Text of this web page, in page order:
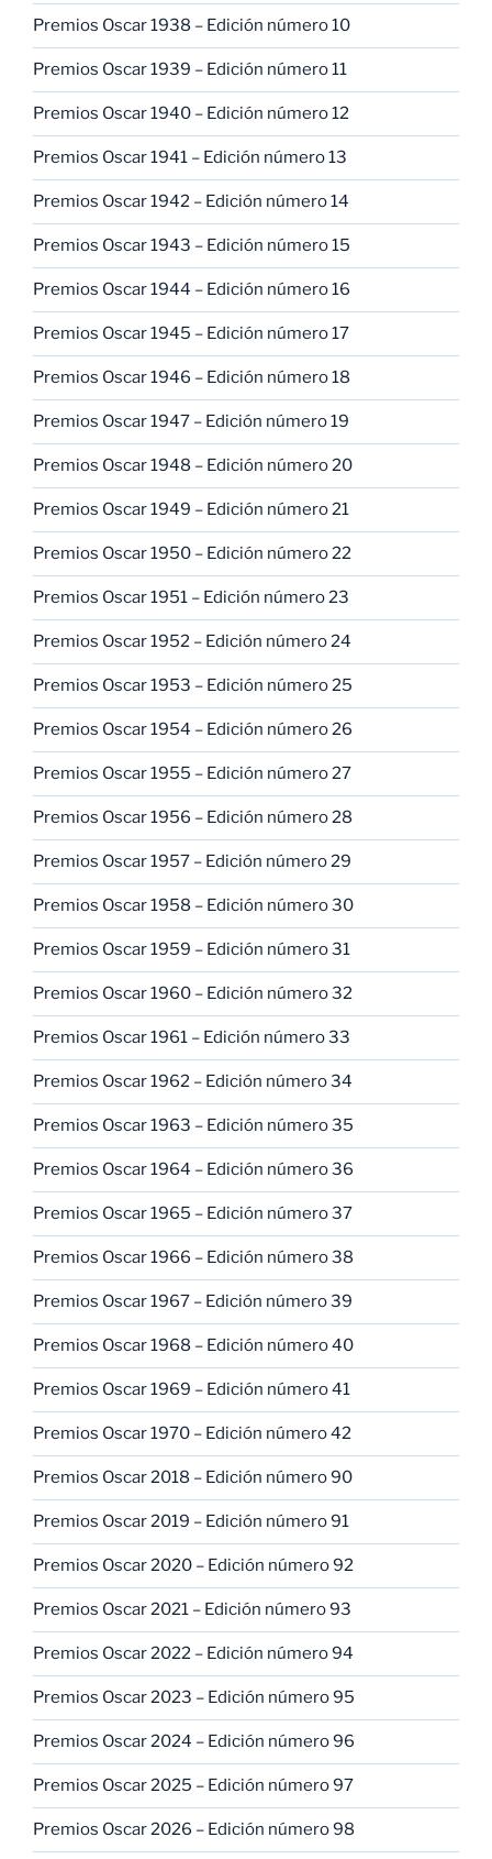
Premios Oscar 1938 – Edición número 10
Premios Oscar 1939 – Edición número 11
Premios Oscar 1940 – Edición número 12
Premios Oscar 1941 – Edición número 13
Premios Oscar 1942 – Edición número 14
Premios Oscar 1943 – Edición número 15
Premios Oscar 1944 – Edición número 16
Premios Oscar 1945 – Edición número 17
Premios Oscar 1946 – Edición número 18
Premios Oscar 1947 – Edición número 19
Premios Oscar 1948 – Edición número 20
Premios Oscar 1949 – Edición número 21
Premios Oscar 1950 – Edición número 22
Premios Oscar 1951 – Edición número 23
Premios Oscar 1952 – Edición número 24
Premios Oscar 1953 – Edición número 25
Premios Oscar 1954 – Edición número 26
Premios Oscar 1955 – Edición número 27
Premios Oscar 1956 – Edición número 28
Premios Oscar 1957 – Edición número 29
Premios Oscar 1958 – Edición número 30
Premios Oscar 1959 – Edición número 31
Premios Oscar 1960 – Edición número 32
Premios Oscar 1961 – Edición número 33
Premios Oscar 1962 – Edición número 34
Premios Oscar 1963 – Edición número 35
Premios Oscar 1964 – Edición número 36
Premios Oscar 1965 – Edición número 37
Premios Oscar 1966 – Edición número 38
Premios Oscar 1967 – Edición número 39
Premios Oscar 1968 – Edición número 40
Premios Oscar 1969 – Edición número 41
Premios Oscar 1970 – Edición número 42
Premios Oscar 2018 – Edición número 90
Premios Oscar 2019 – Edición número 91
Premios Oscar 2020 – Edición número 92
Premios Oscar 2021 – Edición número 93
Premios Oscar 2022 – Edición número 94
Premios Oscar 2023 – Edición número 95
Premios Oscar 2024 – Edición número 96
Premios Oscar 2025 – Edición número 97
Premios Oscar 2026 – Edición número 98